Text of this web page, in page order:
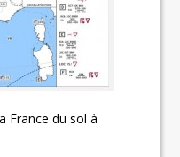
France du sol à